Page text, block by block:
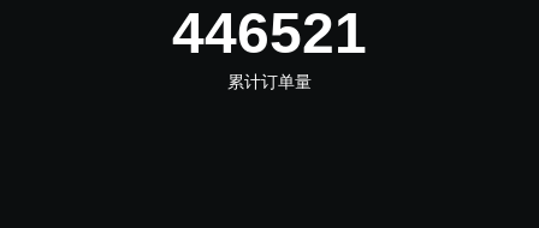
532390
累计订单量